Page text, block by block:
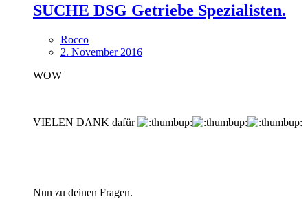
SUCHE DSG Getriebe Spezialisten.
Rocco
2. November 2016
WOW
VIELEN DANK dafür
Nun zu deinen Fragen.